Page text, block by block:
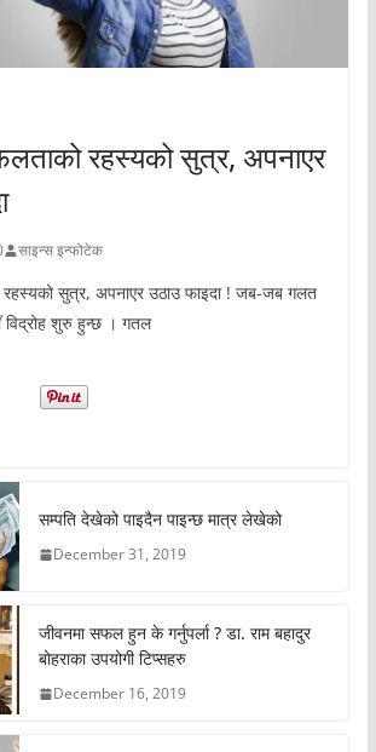
रहस्यको सुत्र, अपनाएर
साइन्स इन्फोटेक
सुत्र, अपनाएर उठाउ फाइदा ! जब-जब गलत
विद्रोह शुरु हुन्छ । गतल
सम्पति देखेको पाइदैन पाइन्छ मात्र लेखेको
December 31, 2019
जीवनमा सफल हुन के गर्नुपर्ला ? डा. राम बहादुर
बोहराका उपयोगी टिप्सहरु
December 16, 2019